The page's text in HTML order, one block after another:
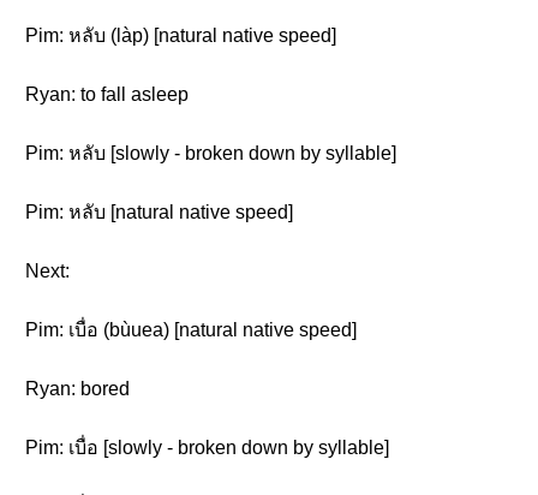
Pim: หลับ (làp) [natural native speed]
Ryan: to fall asleep
Pim: หลับ [slowly - broken down by syllable]
Pim: หลับ [natural native speed]
Next:
Pim: เบื่อ (bùuea) [natural native speed]
Ryan: bored
Pim: เบื่อ [slowly - broken down by syllable]